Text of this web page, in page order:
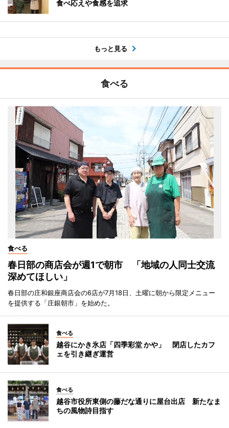
食べ応えや食感を追求
もっと見る
食べる
食べる
春日部の商店会が週1で朝市 「地域の人同士交流
深めてほしい」
春日部の庄和銀座商店会の6店が7月18日、土曜に朝から限定メニュー
を提供する「庄銀朝市」を始めた。
食べる
越谷にかき氷店「四季彩堂 かや」 閉店したカフ
ェを引き継ぎ運営
食べる
越谷市役所東側の藤だな通りに屋台出店 新たなま
ちの風物詩目指す